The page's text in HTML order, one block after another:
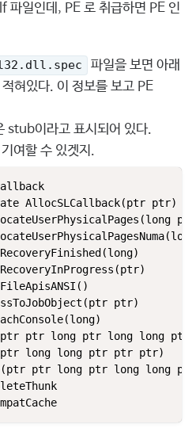
파일인데, PE 로 취급하면 PE 인
파일을 보면 아래
혀있다. 이 정보를 보고 PE
stub이라고 표시되어 있다.
여할 수 있겟지.
AllocSLCallback(ptr ptr)
ptr)
ptr long ptr long long ptr)
long long ptr ptr ptr)
ptr long ptr long long
@ stub BaseCheckAppcompatCache